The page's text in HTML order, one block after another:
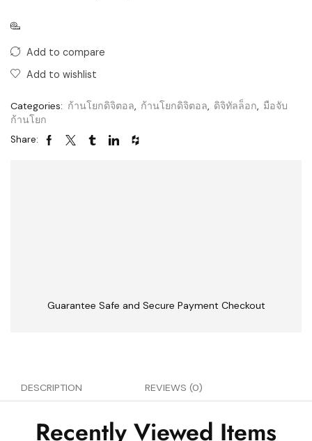
Add to compare
Add to wishlist
Categories: ก้านโยกดิจิตอล, ก้านโยกดิจิตอล, ดิจิทัลล็อก, มือจับ
ก้านโยก
Share:
Guarantee Safe and Secure Payment Checkout
DESCRIPTION REVIEWS (0)
Recently Viewed Items